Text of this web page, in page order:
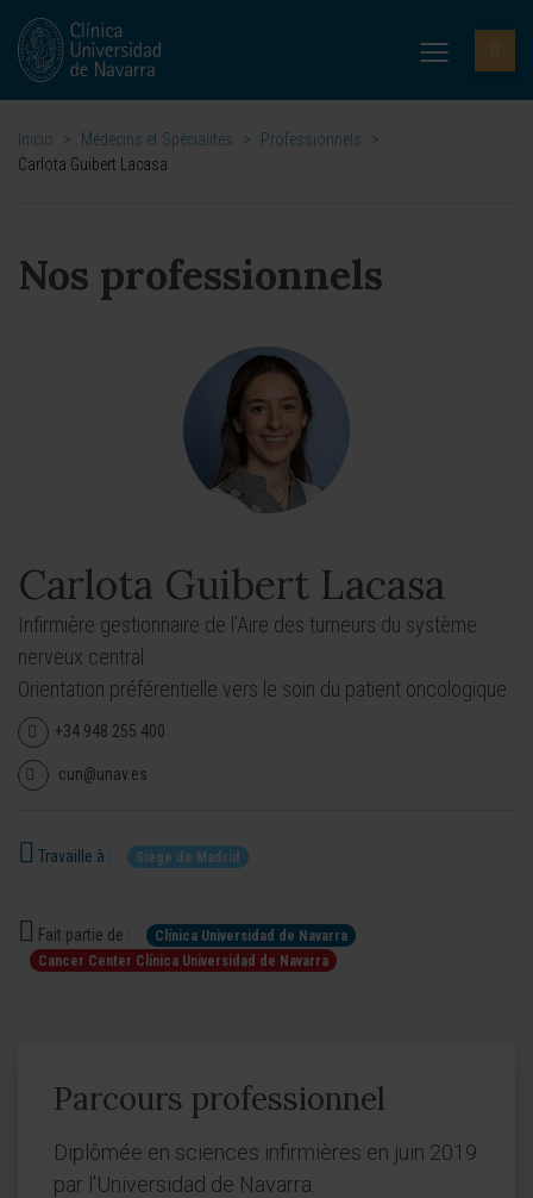
Inicio > Médecins et Spécialités > Professionnels
>
Carlota Guibert Lacasa
Nos professionnels
Carlota Guibert Lacasa
Infirmière gestionnaire de l’Aire des tumeurs du système
nerveux central.
Orientation préférentielle vers le soin du patient oncologique.
+34 948 255 400
cun@unav.es
Travaille à : Siège de Madrid
Fait partie de :
Clínica Universidad de Navarra
Cancer Center Clínica Universidad de Navarra
Parcours professionnel
Diplômée en sciences infirmières en juin 2019
par l’Universidad de Navarra.